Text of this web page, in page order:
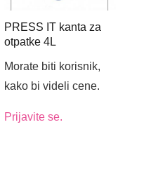
PRESS IT kanta za
otpatke 4L
Morate biti korisnik,
kako bi videli cene.
Prijavite se.